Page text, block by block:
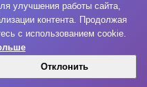
Медиа Мьюзик. Все права
улучшения работы сайта,
контента. Продолжая
с использованием cookie.
Отклонить